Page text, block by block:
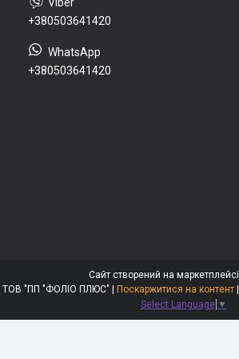
+380503641420
+380503641420
Сайт створений на маркетплейсі
Поскаржитися на контент
Select Language ▼